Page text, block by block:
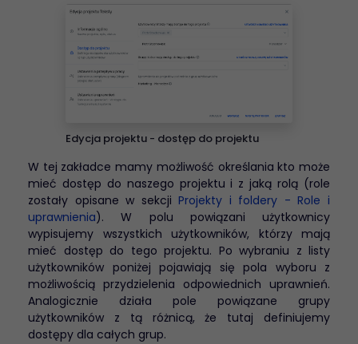
Edycja projektu - dostęp do projektu
W tej zakładce mamy możliwość określania kto może
mieć dostęp do naszego projektu i z jaką rolą (role
zostały opisane w sekcjiProjekty i foldery - Role i
uprawnienia). W polu powiązani użytkownicy
wypisujemy wszystkich użytkowników, którzy mają
mieć dostęp do tego projektu. Po wybraniu z listy
użytkowników poniżej pojawiają się pola wyboru z
możliwością przydzielenia odpowiednich uprawnień.
Analogicznie działa pole powiązane grupy
użytkowników z tą różnicą, że tutaj definiujemy
dostępy dla całych grup.